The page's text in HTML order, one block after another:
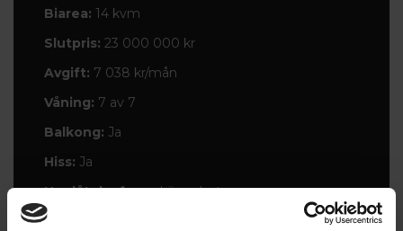
Biarea: 14 kvm
Slutpris: 23 000 000 kr
Avgift: 7 038 kr/mån
Våning: 7 av 7
Balkong: Ja
Hiss: Ja
Upplåtelseform:Lägenhet
Andelstal: